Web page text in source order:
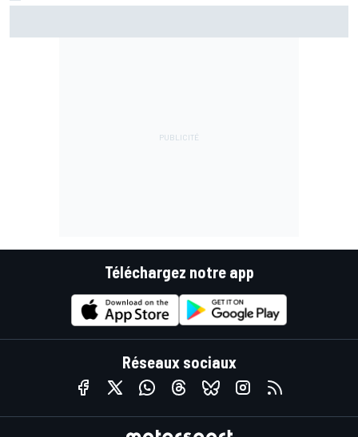
Téléchargez notre app
Réseaux sociaux